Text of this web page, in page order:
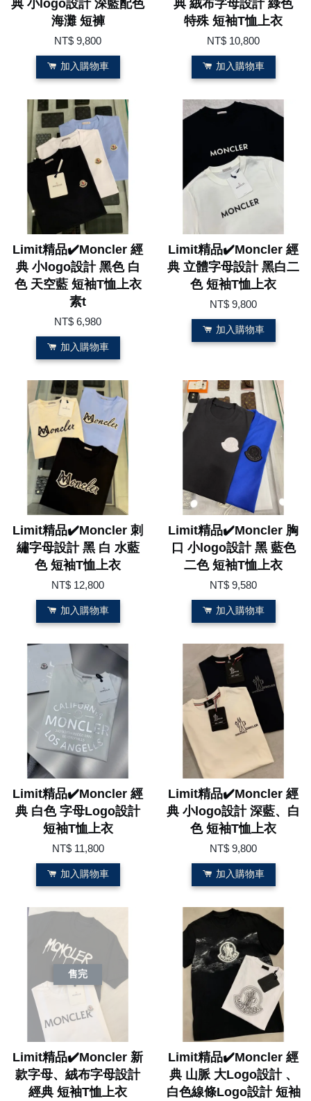
典 小logo設計 深藍配色
海灘 短褲
NT$ 9,800
加入購物車
典 絨布字母設計 綠色
特殊 短袖T恤上衣
NT$ 10,800
加入購物車
Limit精品✔️Moncler 經
典 小logo設計 黑色 白
色 天空藍 短袖T恤上衣
素t
NT$ 6,980
加入購物車
Limit精品✔️Moncler 經
典 立體字母設計 黑白二
色 短袖T恤上衣
NT$ 9,800
加入購物車
Limit精品✔️Moncler 刺
繡字母設計 黑 白 水藍
色 短袖T恤上衣
NT$ 12,800
加入購物車
Limit精品✔️Moncler 胸
口 小logo設計 黑 藍色
二色 短袖T恤上衣
NT$ 9,580
加入購物車
Limit精品✔️Moncler 經
典 白色 字母Logo設計
短袖T恤上衣
NT$ 11,800
加入購物車
Limit精品✔️Moncler 經
典 小logo設計 深藍、白
色 短袖T恤上衣
NT$ 9,800
加入購物車
售完
Limit精品✔️Moncler 新
款字母、絨布字母設計
經典 短袖T恤上衣
Limit精品✔️Moncler 經
典 山脈 大Logo設計 、
白色線條Logo設計 短袖